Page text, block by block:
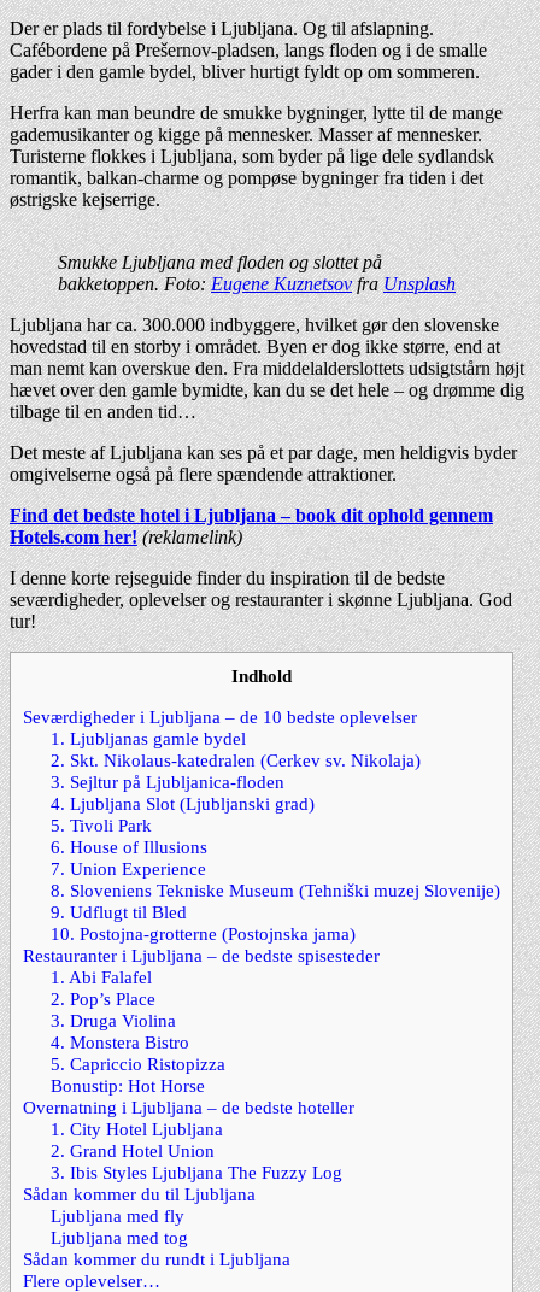
Der er plads til fordybelse i Ljubljana. Og til afslapning.
Cafébordene på Prešernov-pladsen, langs floden og i de smalle
gader i den gamle bydel, bliver hurtigt fyldt op om sommeren.
Herfra kan man beundre de smukke bygninger, lytte til de mange
gademusikanter og kigge på mennesker. Masser af mennesker.
Turisterne flokkes i Ljubljana, som byder på lige dele sydlandsk
romantik, balkan-charme og pompøse bygninger fra tiden i det
østrigske kejserrige.
Smukke Ljubljana med floden og slottet på
bakketoppen. Foto:Eugene KuznetsovfraUnsplash
Ljubljana har ca. 300.000 indbyggere, hvilket gør den slovenske
hovedstad til en storby i området. Byen er dog ikke større, end at
man nemt kan overskue den. Fra middelalderslottets udsigtstårn højt
hævet over den gamle bymidte, kan du se det hele – og drømme dig
tilbage til en anden tid…
Det meste af Ljubljana kan ses på et par dage, men heldigvis byder
omgivelserne også på flere spændende attraktioner.
Find det bedste hotel i Ljubljana – book dit ophold gennem
Hotels.com her! (reklamelink)
I denne korte rejseguide finder du inspiration til de bedste
seværdigheder, oplevelser og restauranter i skønne Ljubljana. God
tur!
Indhold
Seværdigheder i Ljubljana – de 10 bedste oplevelser
1. Ljubljanas gamle bydel
2. Skt. Nikolaus-katedralen (Cerkev sv. Nikolaja)
3. Sejltur på Ljubljanica-floden
4. Ljubljana Slot (Ljubljanski grad)
5. Tivoli Park
6. House of Illusions
7. Union Experience
8. Sloveniens Tekniske Museum (Tehniški muzej Slovenije)
9. Udflugt til Bled
10. Postojna-grotterne (Postojnska jama)
Restauranter i Ljubljana – de bedste spisesteder
1. Abi Falafel
2. Pop’s Place
3. Druga Violina
4. Monstera Bistro
5. Capriccio Ristopizza
Bonustip: Hot Horse
Overnatning i Ljubljana – de bedste hoteller
1. City Hotel Ljubljana
2. Grand Hotel Union
3. Ibis Styles Ljubljana The Fuzzy Log
Sådan kommer du til Ljubljana
Ljubljana med fly
Ljubljana med tog
Sådan kommer du rundt i Ljubljana
Flere oplevelser…